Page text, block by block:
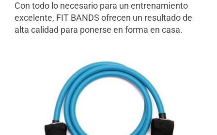
Con todo lo necesario para un entrenamiento
excelente, FIT BANDS ofrecen un resultado de
alta calidad para ponerse en forma en casa.